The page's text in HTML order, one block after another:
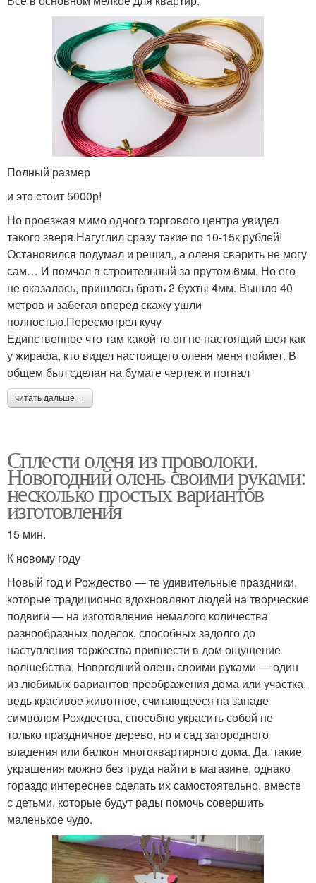
Полный размер
и это стоит 5000р!
Но проезжая мимо одного торгового центра увидел
такого зверя.Нагуглил сразу такие по 10-15к рублей!
Остановился подумал и решил,, а оленя сварить не могу
сам… И помчал в строительный за прутом 6мм. Но его
не оказалось, пришлось брать 2 бухты 4мм. Вышло 40
метров и забегая вперед скажу ушли
полностью.Пересмотрел кучу
Единственное что там какой то он не настоящий шея как
у жирафа, кто видел настоящего оленя меня поймет. В
общем был сделан на бумаге чертеж и погнал
читать дальше →
Сплести оленя из проволоки.
Новогодний олень своими руками:
несколько простых вариантов
изготовления
15 мин.
К новому году
Новый год и Рождество — те удивительные праздники,
которые традиционно вдохновляют людей на творческие
подвиги — на изготовление немалого количества
разнообразных поделок, способных задолго до
наступления торжества привнести в дом ощущение
волшебства. Новогодний олень своими руками — один
из любимых вариантов преображения дома или участка,
ведь красивое животное, считающееся на западе
символом Рождества, способно украсить собой не
только праздничное дерево, но и сад загородного
владения или балкон многоквартирного дома. Да, такие
украшения можно без труда найти в магазине, однако
гораздо интереснее сделать их самостоятельно, вместе
с детьми, которые будут рады помочь совершить
маленькое чудо.